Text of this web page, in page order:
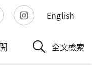
English
全文檢索